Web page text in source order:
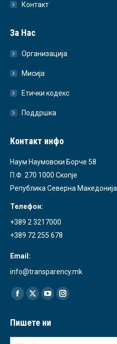
Контакт
За Нас
Организација
Мисија
Етички кодекс
Поддршка
Контакт инфо
Наум Наумовски Борче 58
П.Ф. 270 1000 Скопје
Република Северна Македонија
Телефон:
+389 2 3217000
+389 72 255 678
Email:
info@transparency.mk
Find us on:
Facebook
opens
in
X
opens
in
YouTube
opens
in
Instagram
in
Пишете ни